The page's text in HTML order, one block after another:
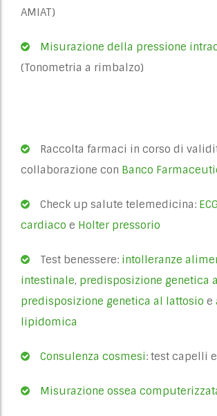
AMIAT)
Misurazione della pressione
(Tonometria a rimbalzo)
Raccolta farmaci in corso di
collaborazione con Banco
Check up salute telemedicina: ECG
cardiaco e Holter pressorio
Test benessere: intolleranze
intestinale, predisposizione genetica
predisposizione genetica al lattosio e
lipidomica
Consulenza cosmesi: test capelli
Misurazione ossea